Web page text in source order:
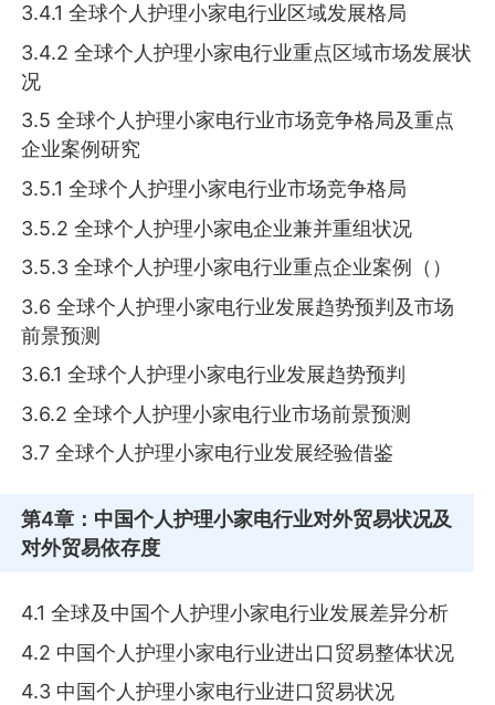
3.4.1 全球个人护理小家电行业区域发展格局
3.4.2 全球个人护理小家电行业重点区域市场发展状
况
3.5 全球个人护理小家电行业市场竞争格局及重点
企业案例研究
3.5.1 全球个人护理小家电行业市场竞争格局
3.5.2 全球个人护理小家电企业兼并重组状况
3.5.3 全球个人护理小家电行业重点企业案例（）
3.6 全球个人护理小家电行业发展趋势预判及市场
前景预测
3.6.1 全球个人护理小家电行业发展趋势预判
3.6.2 全球个人护理小家电行业市场前景预测
3.7 全球个人护理小家电行业发展经验借鉴
第4章 ：中国个人护理小家电行业对外贸易状况及
对外贸易依存度
4.1 全球及中国个人护理小家电行业发展差异分析
4.2 中国个人护理小家电行业进出口贸易整体状况
4.3 中国个人护理小家电行业进口贸易状况